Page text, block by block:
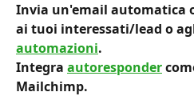
Invia un'email automatica
ai tuoi interessati/lead o
automazioni.
Integra autoresponder
Mailchimp.